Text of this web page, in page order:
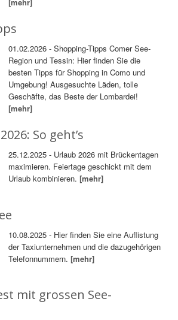
01.02.2026 - Shopping-Tipps Comer See-
Region und Tessin: Hier finden Sie die
besten Tipps für Shopping in Como und
Umgebung! Ausgesuchte Läden, tolle
Geschäfte, das Beste der Lombardei!
[mehr]
So geht’s
25.12.2025 - Urlaub 2026 mit Brückentagen
maximieren. Feiertage geschickt mit dem
Urlaub kombinieren.[mehr]
10.08.2025 - Hier finden Sie eine Auflistung
der Taxiunternehmen und die dazugehörigen
Telefonnummern.[mehr]
mit grossen See-